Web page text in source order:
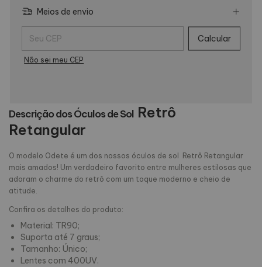
Meios de envio
Entregas para o CEP:
Calcular
Não sei meu CEP
Descrição dos Óculos de Sol Retrô
Retangular
O modelo Odete é um dos nossos óculos de sol Retrô Retangular
mais amados! Um verdadeiro favorito entre mulheres estilosas que
adoram o charme do retrô com um toque moderno e cheio de
atitude.
Confira os detalhes do produto:
Material: TR90;
Suporta até 7 graus;
Tamanho: Único;
Lentes com 400UV.